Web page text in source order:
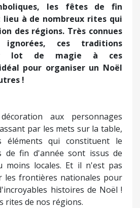
les fêtes de fin
lieu à de nombreux rites qui
des régions. Très connues
ces traditions
lot de magie à ces
pour organiser un Noël
!
aux personnages
par les mets sur la table,
éléments qui constituent le
de fin d'année sont issus de
moins locales. Et il n'est pas
les frontières nationales pour
histoires de Noël !
rites de nos régions.